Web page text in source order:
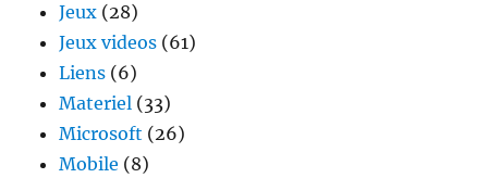
Jeux (28)
Jeux videos (61)
Liens (6)
Materiel (33)
Microsoft (26)
Mobile (8)